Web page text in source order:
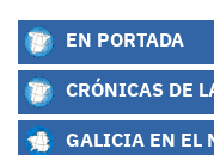
EN PORTADA
CRÓNICAS DE
GALICIA EN EL